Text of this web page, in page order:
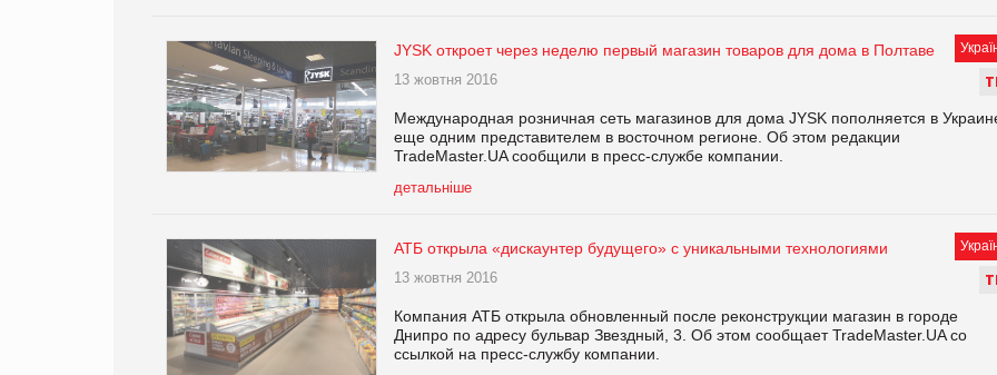
Т
JYSK откроет через неделю первый магазин товаров для дома в Полтаве
13 жовтня 2016
Международная розничная сеть магазинов для дома JYSK пополняется в
еще одним представителем в восточном регионе. Об этом редакции
TradeMaster.UA сообщили в пресс-службе компании.
детальніше
Т
АТБ открыла «дискаунтер будущего» с уникальными технологиями
13 жовтня 2016
Компания АТБ открыла обновленный после реконструкции магазин в городе
Днипро по адресу бульвар Звездный, 3. Об этом сообщает TradeMaster.UA со
ссылкой на пресс-службу компании.